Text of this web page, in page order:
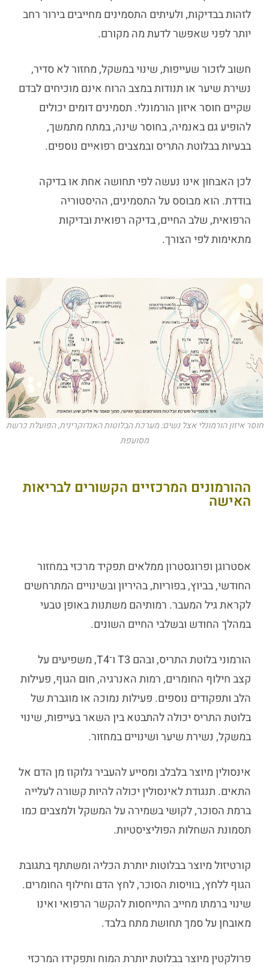
לזהות בבדיקות, ולעיתים התסמינים מחייבים בירור רחב
יותר לפני שאפשר לדעת מה מקורם.
חשוב לזכור שעייפות, שינוי במשקל, מחזור לא סדיר,
נשירת שיער או תנודות במצב הרוח אינם מוכיחים לבדם
שקיים חוסר איזון הורמונלי. תסמינים דומים יכולים
להופיע גם באנמיה, בחוסר שינה, במתח מתמשך,
בבעיות בבלוטת התריס ובמצבים רפואיים נוספים.
לכן האבחון אינו נעשה לפי תחושה אחת או בדיקה
בודדת. הוא מבוסס על התסמינים, ההיסטוריה
הרפואית, שלב החיים, בדיקה רפואית ובדיקות
מתאימות לפי הצורך.
חוסר איזון הורמונלי אצל נשים: מערכת הבלוטות האנדוקרינית, הפועלת כרשת
מסועפת
ההורמונים המרכזיים הקשורים לבריאות
האישה
אסטרוגן ופרוגסטרון ממלאים תפקיד מרכזי במחזור
החודשי, בביוץ, בפוריות, בהיריון ובשינויים המתרחשים
לקראת גיל המעבר. רמותיהם משתנות באופן טבעי
במהלך החודש ובשלבי החיים השונים.
הורמוני בלוטת התריס, ובהם T3 ו־T4, משפיעים על
קצב חילוף החומרים, רמות האנרגיה, חום הגוף, פעילות
הלב ותפקודים נוספים. פעילות נמוכה או מוגברת של
בלוטת התריס יכולה להתבטא בין השאר בעייפות, שינוי
במשקל, נשירת שיער ושינויים במחזור.
אינסולין מיוצר בלבלב ומסייע להעביר גלוקוז מן הדם אל
התאים. תנגודת לאינסולין יכולה להיות קשורה לעלייה
ברמת הסוכר, לקושי בשמירה על המשקל ולמצבים כמו
תסמונת השחלות הפוליציסטיות.
קורטיזול מיוצר בבלוטות יותרת הכליה ומשתתף בתגובת
הגוף ללחץ, בוויסות הסוכר, לחץ הדם וחילוף החומרים.
שינוי ברמתו מחייב התייחסות להקשר הרפואי ואינו
מאובחן על סמך תחושת מתח בלבד.
פרולקטין מיוצר בבלוטת יותרת המוח ותפקידו המרכזי